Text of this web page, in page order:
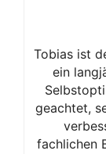
Tobias ist
ein
geachtet,
fachlichen